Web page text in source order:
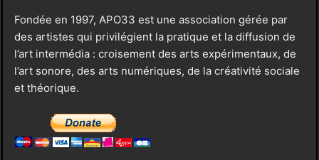
Fondée en 1997, APO33 est une association gérée par
des artistes qui privilégient la pratique et la diffusion de
l’art intermédia : croisement des arts expérimentaux, de
l’art sonore, des arts numériques, de la créativité sociale
et théorique.